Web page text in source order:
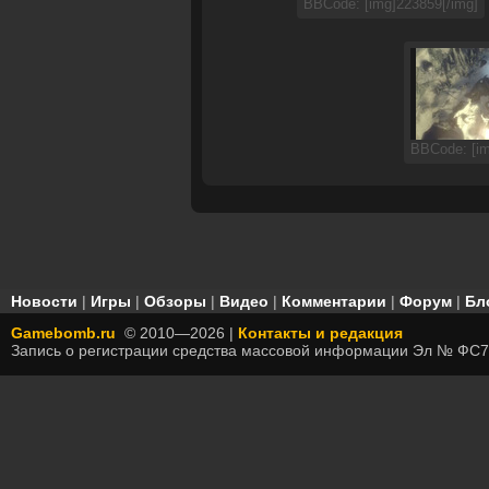
BBCode: [img]223859[/img]
BBCode:
Новости | Игры | Обзоры | Видео | Комментарии | Форум |
Gamebomb.ru © 2010—2026 | Контакты и редакция
Запись о регистрации средства массовой информации Эл №